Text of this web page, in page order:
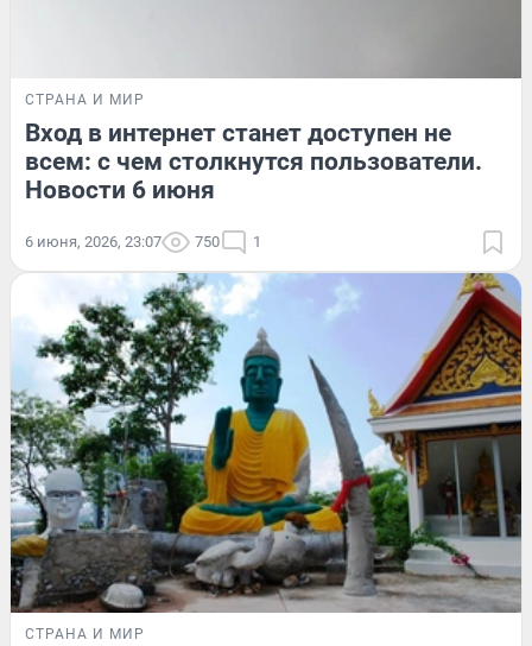
СТРАНА И МИР
Вход в интернет станет доступен не
всем: с чем столкнутся пользователи.
Новости 6 июня
6 июня, 2026, 23:07 750 1
СТРАНА И МИР